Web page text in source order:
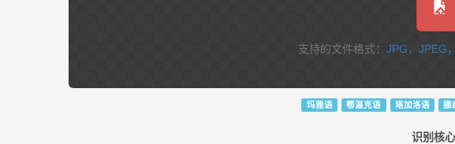
支持的文件格式： JPG，JPEG
玛雅语 鄂温克语 塔加洛语 挪
识别核心